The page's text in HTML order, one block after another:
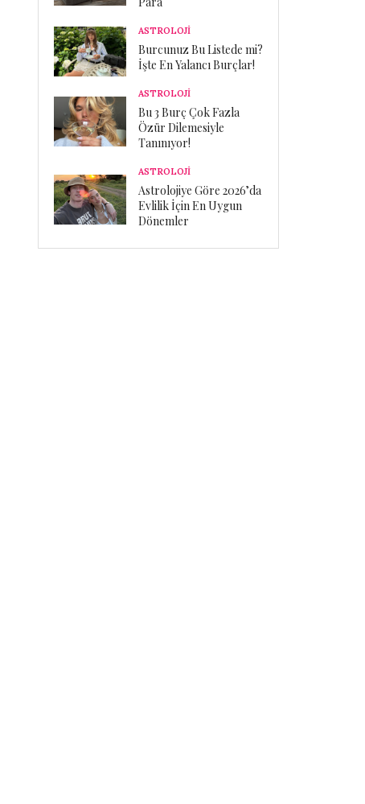
ASTROLOJİ
Burcunuz Bu Listede mi?
İşte En Yalancı Burçlar!
ASTROLOJİ
Bu 3 Burç Çok Fazla
Özür Dilemesiyle
Tanınıyor!
ASTROLOJİ
Astrolojiye Göre 2026’da
Evlilik İçin En Uygun
Dönemler